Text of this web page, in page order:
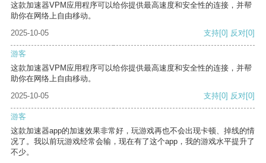
这款加速器VPM应用程序可以给你提供最高速度和安全性的连接，并帮
助你在网络上自由移动。
2025-10-05
支持[0] 反对[0]
游客
这款加速器VPM应用程序可以给你提供最高速度和安全性的连接，并帮
助你在网络上自由移动。
2025-10-05
支持[0] 反对[0]
游客
这款加速器app的加速效果非常好，玩游戏再也不会出现卡顿、掉线的情
况了。我以前玩游戏经常会输，现在有了这个app，我的游戏水平提升了
不少。